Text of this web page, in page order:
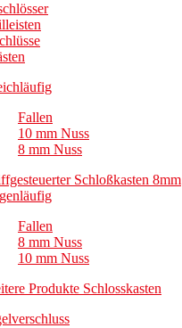
Fallen
10 mm Nuss
8 mm Nuss
Schloßkasten 8mm
Fallen
8 mm Nuss
10 mm Nuss
Produkte Schlosskasten